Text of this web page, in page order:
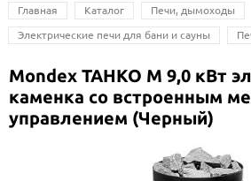
Главная Каталог Печи, дымоходы
Электрические печи для бани и сауны
Mondex TAHKO M 9,0 кВт
каменка со встроенным
управлением (Черный)